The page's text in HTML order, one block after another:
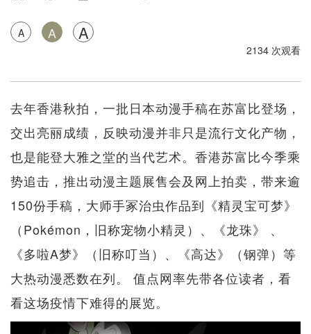
A A A
2134 次观看
去年香港秋拍，一批日本动漫手稿在苏富比登场，
交出亮丽成绩，反映动漫并非只是流行文化产物，
也是能登大雅之堂的当代艺术。香港苏富比今季乘
势追击，推出动漫主题展售会及网上拍卖，带来逾
150份手稿，大师手冢治虫作品到《精灵宝可梦》
（Pokémon，旧称宠物小精灵）、《龙珠》 、
《多啦A梦》（旧称叮当）、《高达》（钢弹）等
大热动漫悉数在列。 值点网率先带各位读者，看
看这场疫情下难得的展览。